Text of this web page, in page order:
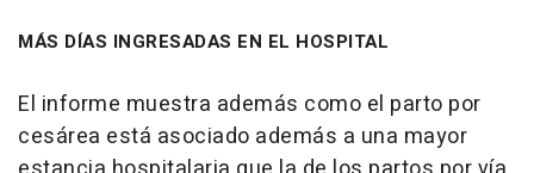
MÁS DÍAS INGRESADAS EN EL HOSPITAL
El informe muestra además como el parto por
cesárea está asociado además a una mayor